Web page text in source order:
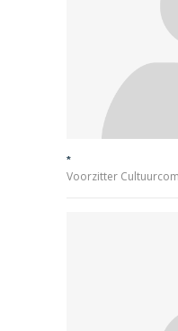
*
Voorzitter